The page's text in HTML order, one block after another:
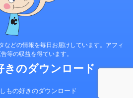
などの情報を毎日お届けしています。アフィ
等の収益を得ています。
きのダウンロード
もの好きのダウンロード